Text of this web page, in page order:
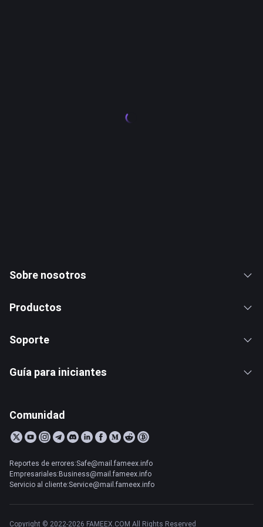
Sobre nosotros
Productos
Soporte
Guía para iniciantes
Comunidad
Reportes de errores:Safe@mail.fameex.info
Empresariales:Business@mail.fameex.info
Servicio al cliente:Service@mail.fameex.info
Copyright © 2022-2026 FAMEEX.COM All Rights Reserved